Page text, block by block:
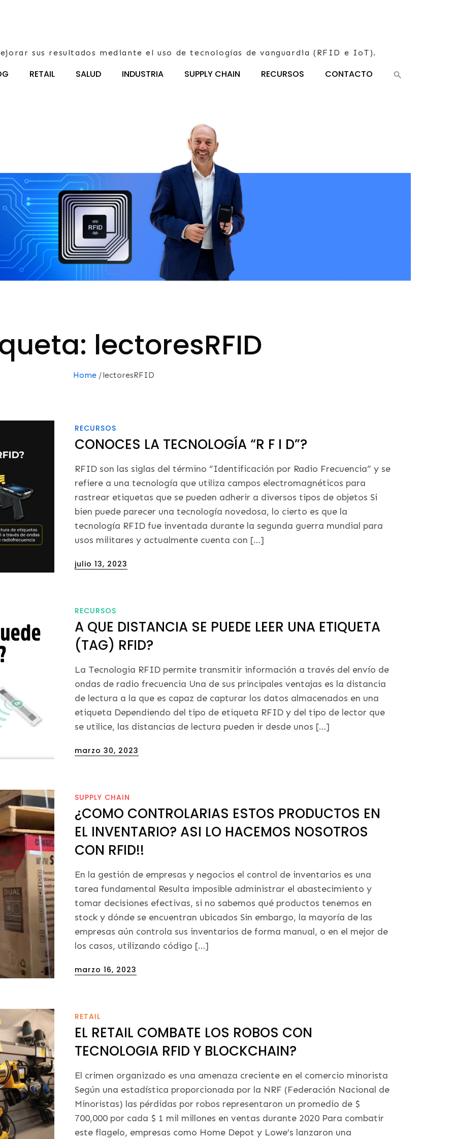
sus resultados mediante el uso de tecnologías de vanguardia (RFID e IoT).
RETAIL SALUD INDUSTRIA SUPPLY CHAIN RECURSOS CONTACTO
lectoresRFID
Home lectoresRFID
RECURSOS
CONOCES LA TECNOLOGÍA “R F I D”?
RFID son las siglas del término “Identificación por Radio Frecuencia” y se
refiere a una tecnología que utiliza campos electromagnéticos para
rastrear etiquetas que se pueden adherir a diversos tipos de objetos Si
bien puede parecer una tecnología novedosa, lo cierto es que la
tecnología RFID fue inventada durante la segunda guerra mundial para
usos militares y actualmente cuenta con […]
Posted
julio 13, 2023
RECURSOS
A QUE DISTANCIA SE PUEDE LEER UNA ETIQUETA
(TAG) RFID?
La Tecnologia RFID permite transmitir información a través del envío de
ondas de radio frecuencia Una de sus principales ventajas es la distancia
de lectura a la que es capaz de capturar los datos almacenados en una
etiqueta Dependiendo del tipo de etiqueta RFID y del tipo de lector que
se utilice, las distancias de lectura pueden ir desde unos […]
Posted
marzo 30, 2023
SUPPLY CHAIN
¿COMO CONTROLARIAS ESTOS PRODUCTOS EN
EL INVENTARIO? ASI LO HACEMOS NOSOTROS
CON RFID!!
En la gestión de empresas y negocios el control de inventarios es una
tarea fundamental Resulta imposible administrar el abastecimiento y
tomar decisiones efectivas, si no sabemos qué productos tenemos en
stock y dónde se encuentran ubicados Sin embargo, la mayoría de las
empresas aún controla sus inventarios de forma manual, o en el mejor de
los casos, utilizando código […]
Posted
marzo 16, 2023
RETAIL
EL RETAIL COMBATE LOS ROBOS CON
TECNOLOGIA RFID Y BLOCKCHAIN?
El crimen organizado es una amenaza creciente en el comercio minorista
Según una estadística proporcionada por la NRF (Federación Nacional de
Minoristas) las pérdidas por robos representaron un promedio de $
700,000 por cada $ 1 mil millones en ventas durante 2020 Para combatir
este flagelo, empresas como Home Depot y Lowe’s lanzaron una